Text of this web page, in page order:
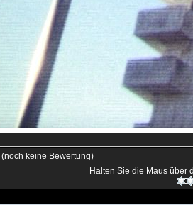
(noch keine Bewertung)
Halten Sie die Maus über